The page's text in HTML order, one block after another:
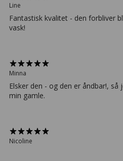
Line
Fantastisk kvalitet - den forbliver
vask!
Minna
Elsker den - og den er åndbar!,
min gamle.
Nicoline